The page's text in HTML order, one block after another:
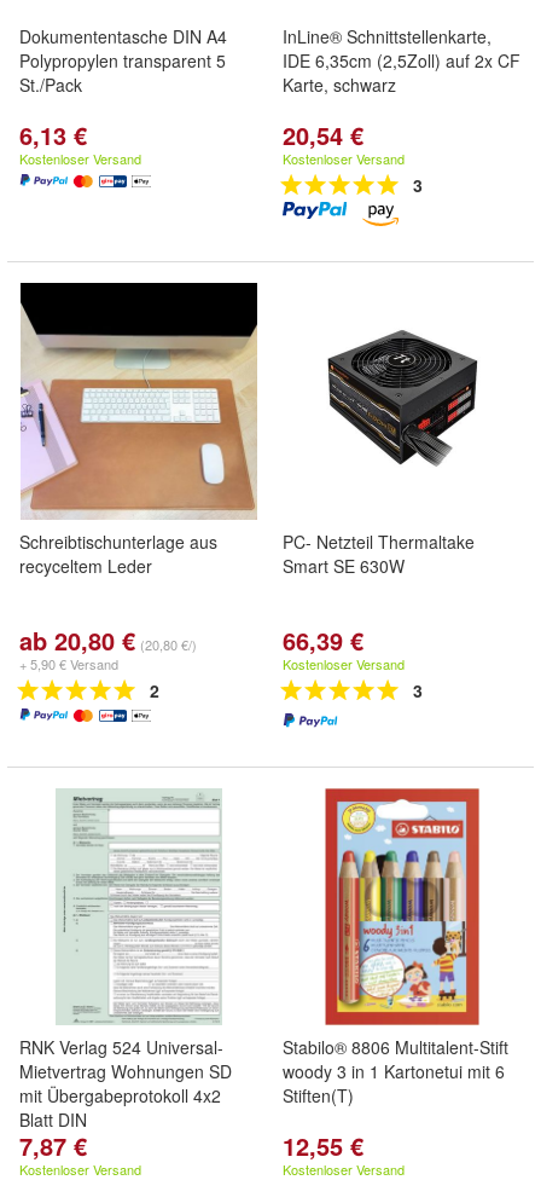
Dokumententasche DIN A4
Polypropylen transparent 5
St./Pack
6,13 €
Kostenloser Versand
InLine® Schnittstellenkarte,
IDE 6,35cm (2,5Zoll) auf 2x CF
Karte, schwarz
20,54 €
Kostenloser Versand
3
Schreibtischunterlage aus
recyceltem Leder
ab 20,80 € (20,80 €/)
+ 5,90 € Versand
2
PC- Netzteil Thermaltake
Smart SE 630W
66,39 €
Kostenloser Versand
3
RNK Verlag 524 Universal-
Mietvertrag Wohnungen SD
mit Übergabeprotokoll 4x2
Blatt DIN
7,87 €
Kostenloser Versand
Stabilo® 8806 Multitalent-Stift
woody 3 in 1 Kartonetui mit 6
Stiften(T)
12,55 €
Kostenloser Versand